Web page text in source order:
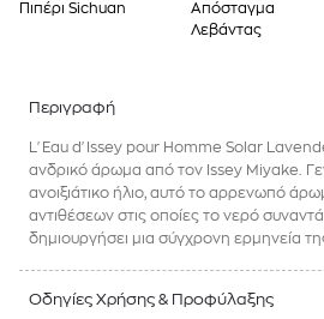
Πιπέρι Sichuan
Απόσταγμα
Λεβάντας
Περιγραφή
L'Eau d'Issey pour Homme Solar
ανδρικό άρωμα από τον Issey Miyake.
ανοιξιάτικο ήλιο, αυτό το αρρενωπό
αντιθέσεων στις οποίες το νερό
δημιουργήσει μια σύγχρονη ερμηνεία
Οδηγίες Χρήσης & Προφύλαξης